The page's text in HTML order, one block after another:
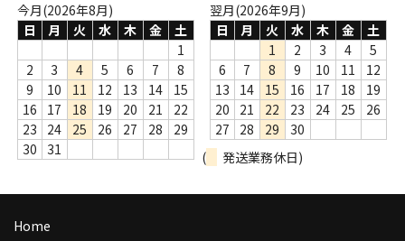
Webのみ no.3
Webのみ no.4
売り切れ
Help
今月(2026年8月)
日
月 火 水 木 金
土
1
2
3 4 5 6 7
8
9
10 11 12 13 14
15
16
17 18 19 20 21
22
23
24 25 26 27 28
29
30
31
翌月(2026年9月)
日
月 火 水 木 金
土
1
2 3 4
5
6
7 8 9 10 11
12
13
14 15 16 17 18
19
20
21 22 23 24 25
26
27
28 29
30
(
発送業務休日)
Home